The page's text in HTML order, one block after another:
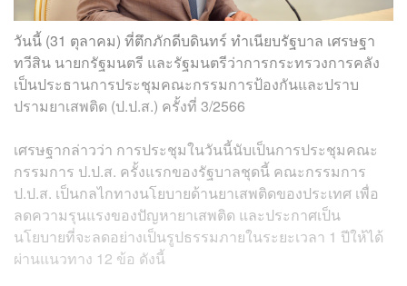
วันนี้ (31 ตุลาคม) ที่ตึกภักดีบดินทร์ ทำเนียบรัฐบาล เศรษฐา
ทวีสิน นายกรัฐมนตรี และรัฐมนตรีว่าการกระทรวงการคลัง
เป็นประธานการประชุมคณะกรรมการป้องกันและปราบ
ปรามยาเสพติด (ป.ป.ส.) ครั้งที่ 3/2566
เศรษฐากล่าวว่า การประชุมในวันนี้นับเป็นการประชุมคณะ
กรรมการ ป.ป.ส. ครั้งแรกของรัฐบาลชุดนี้ คณะกรรมการ
ป.ป.ส. เป็นกลไกทางนโยบายด้านยาเสพติดของประเทศ เพื่อ
ลดความรุนแรงของปัญหายาเสพติด และประกาศเป็น
นโยบายที่จะลดอย่างเป็นรูปธรรมภายในระยะเวลา 1 ปีให้ได้
ผ่านแนวทาง 12 ข้อ ดังนี้